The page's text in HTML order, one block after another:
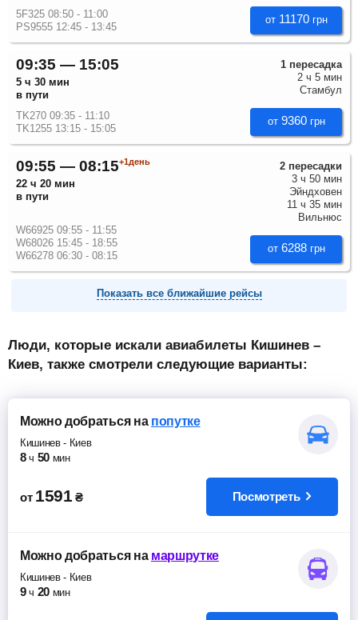
от 11170 грн
5F325 08:50 - 11:00
PS9555 12:45 - 13:45
09:35 — 15:05
5 ч 30 мин
в пути
от 9360 грн
1 пересадка
2 ч 5 мин
Стамбул
TK270 09:35 - 11:10
TK1255 13:15 - 15:05
09:55 — 08:15+1день
22 ч 20 мин
в пути
от 6288 грн
2 пересадки
3 ч 50 мин
Эйндховен
11 ч 35 мин
Вильнюс
W66925 09:55 - 11:55
W68026 15:45 - 18:55
W66278 06:30 - 08:15
Показать все ближайшие рейсы
Люди, которые искали авиабилеты Кишинев –
Киев, также смотрели следующие варианты:
Можно добратьсяна попутке
Кишинев- Киев
8 ч 50 мин
от 1591 ₴ Посмотреть
Можно добратьсяна маршрутке
Кишинев- Киев
9 ч 20 мин